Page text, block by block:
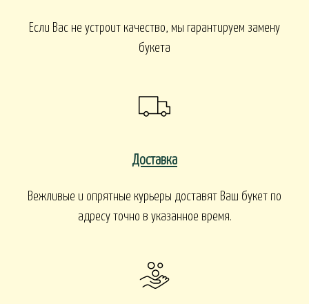
Если Вас не устроит качество, мы гарантируем замену
букета
Доставка
Вежливые и опрятные курьеры доставят Ваш букет по
адресу точно в указанное время.